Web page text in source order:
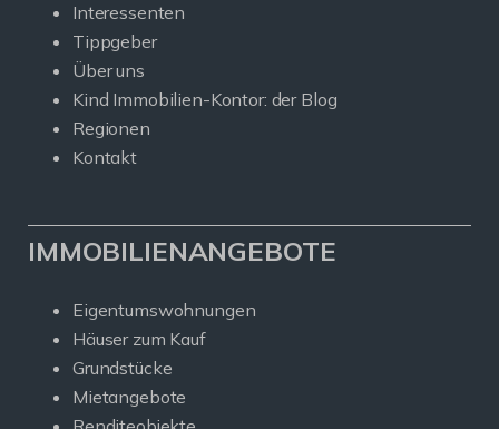
Interessenten
Tippgeber
Über uns
Kind Immobilien-Kontor: der Blog
Regionen
Kontakt
IMMOBILIENANGEBOTE
Eigentumswohnungen
Häuser zum Kauf
Grundstücke
Mietangebote